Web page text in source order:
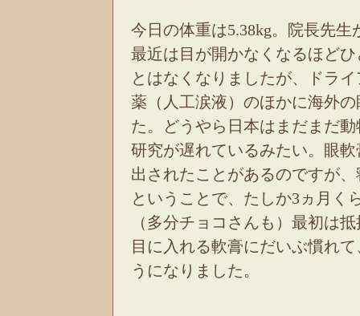
今日の体重は5.38kg。院長先生
最近は目が開かなくなるほど
とはなくなりましたが、ドラ
薬（人工涙液）のほかに海外
た。どうやら日本はまだまだ
研究が遅れているみたい。眼
出されたことがあるのですが
ということで、たしか3ヵ月く
（多分チョコさんも）最初は
目に入れる軟膏にだいぶ慣れ
うになりました。